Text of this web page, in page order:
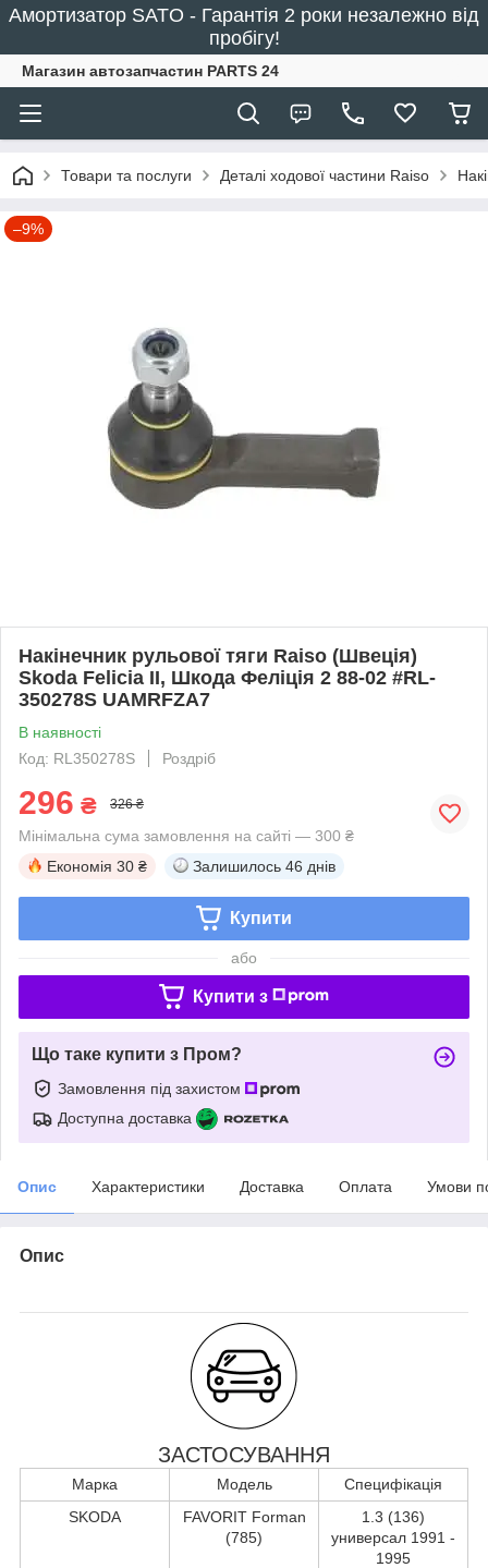
Амортизатор SATO - Гарантія 2 роки незалежно від
пробігу!
Магазин автозапчастин PARTS 24
Товари та послуги Деталі ходової частини Raiso
–9%
Накінечник рульової тяги Raiso (Швеція)
Skoda Felicia II, Шкода Феліція 2 88-02 #RL-
350278S UAMRFZA7
В наявності
Код: RL350278S
Роздріб
296 ₴ 326 ₴
Мінімальна сума замовлення на сайті — 300 ₴
Економія 30 ₴ Залишилось 46 днів
Купити
або
Купити з
Що таке купити з Пром?
Замовлення під захистом
Доступна доставка
Опис Характеристики Доставка Оплата Умови
Опис
ЗАСТОСУВАННЯ
Марка Модель
Специфікація
SKODA
FAVORIT Forman
(785)
1.3 (136)
универсал 1991 -
1995